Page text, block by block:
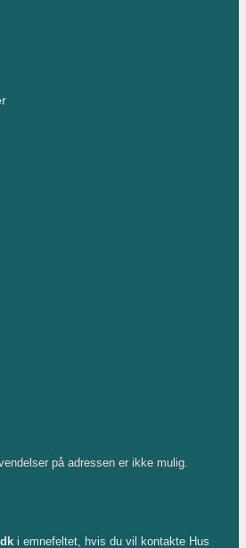
på adressen er ikke mulig.
i emnefeltet, hvis du vil kontakte Hus